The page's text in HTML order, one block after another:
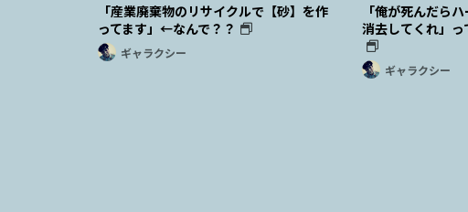
「産業廃棄物のリサイクルで【砂】を作
ってます」←なんで？？
ギャラクシー
「俺が死んだら
消去してくれ」っ
ギャラクシー